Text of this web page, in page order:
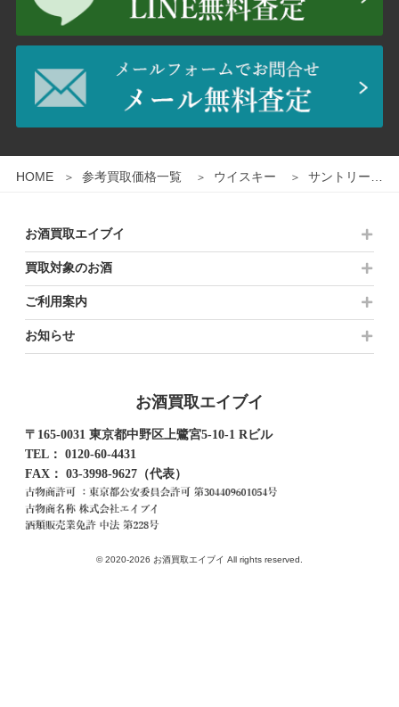
HOME 参考買取価格一覧 ウイスキー サントリー 山崎 25年 シングルモルトウイスキー 700ml 箱付き
/
お酒買取エイブイ
買取対象のお酒
ご利用案内
お知らせ
お酒買取エイブイ
〒165-0031 東京都中野区上鷺宮5-10-1 Rビル
TEL： 0120-60-4431
FAX： 03-3998-9627（代表）
© 2020-2026 お酒買取エイブイ All rights reserved.